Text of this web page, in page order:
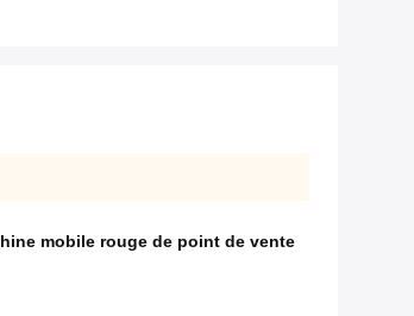
mobile rouge de point de vente